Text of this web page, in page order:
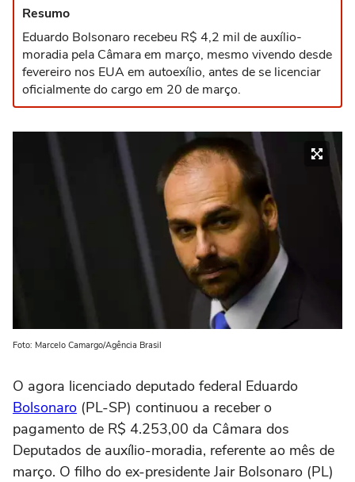
Resumo
Eduardo Bolsonaro recebeu R$ 4,2 mil de auxílio-
moradia pela Câmara em março, mesmo vivendo desde
fevereiro nos EUA em autoexílio, antes de se licenciar
oficialmente do cargo em 20 de março.
Foto: Marcelo Camargo/Agência Brasil
O agora licenciado deputado federal Eduardo
Bolsonaro (PL-SP) continuou a receber o
pagamento de R$ 4.253,00 da Câmara dos
Deputados de auxílio-moradia, referente ao mês de
março. O filho do ex-presidente Jair Bolsonaro (PL)